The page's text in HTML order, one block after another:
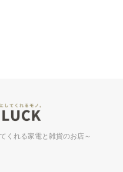
くれる家電と雑貨のお店～